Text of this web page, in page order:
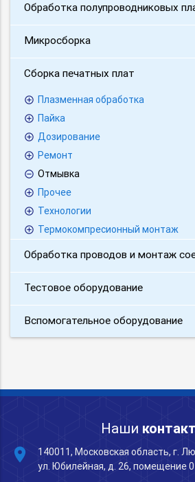
Обработка полупроводниковых
Микросборка
Сборка печатных плат
Плазменная обработка
Пайка
Дозирование
Ремонт
Отмывка
Прочее
Технологии
Термокомпресионный монтаж
Обработка проводов и монтаж
Тестовое оборудование
Вспомогательное оборудование
Наши
place
140011, Московская область, г.
ул. Юбилейная, д. 26, помещение